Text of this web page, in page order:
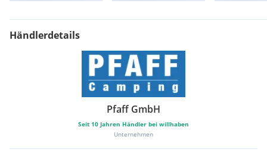
Händlerdetails
Pfaff GmbH
Seit 10 Jahren Händler bei willhaben
Unternehmen